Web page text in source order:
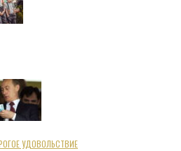
УДОВОЛЬСТВИЕ